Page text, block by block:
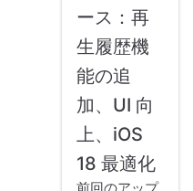
ース：再
生履歴機
能の追
加、UI 向
上、iOS
18 最適化